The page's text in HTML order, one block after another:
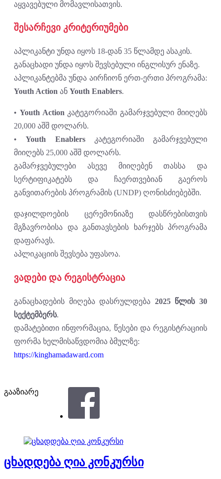
აყვავებული მომავლისათვის.
შესარჩევი კრიტერიუმები
აპლიკანტი უნდა იყოს 18-დან 35 წლამდე ასაკის.
განაცხადი უნდა იყოს შევსებული ინგლისურ ენაზე.
აპლიკანტებმა უნდა აირჩიონ ერთ-ერთი პროგრამა:
Youth Action ან Youth Enablers.
• Youth Action კატეგორიაში გამარჯვებული მიიღებს
20,000 აშშ დოლარს.
•Youth Enablersკატეგორიაში გამარჯვებული
მიიღებს 25,000 აშშ დოლარს.
გამარჯვებულები ასევე მიიღებენ თასსა და
სერტიფიკატებს და ჩაერთვებიან გაეროს
განვითარების პროგრამის (UNDP) ღონისძიებებში.
დაჯილდოების ცერემონიაზე დასწრებისთვის
მგზავრობისა და განთავსების ხარჯებს პროგრამა
დაფარავს.
აპლიკაციის შევსება უფასოა.
ვადები და რეგისტრაცია
განაცხადების მიღება დასრულდება 2025 წლის 30
სექტემბერს.
დამატებითი ინფორმაცია, წესები და რეგისტრაციის
ფორმა ხელმისაწვდომია ბმულზე:
https://kinghamadaward.com
გააზიარე
ცხადდება ღია კონკურსი